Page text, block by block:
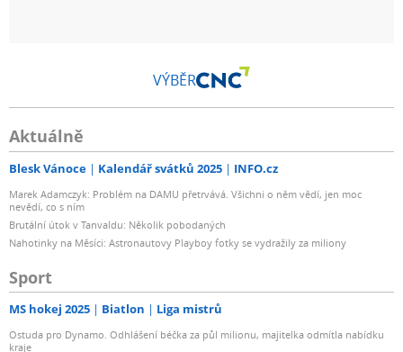
VÝBĚR
Aktuálně
Blesk Vánoce Kalendář svátků 2025 INFO.cz
Marek Adamczyk: Problém na DAMU přetrvává. Všichni o něm vědí, jen moc
nevědí, co s ním
Brutální útok v Tanvaldu: Několik pobodaných
Nahotinky na Měsíci: Astronautovy Playboy fotky se vydražily za miliony
Sport
MS hokej 2025 Biatlon Liga mistrů
Ostuda pro Dynamo. Odhlášení béčka za půl milionu, majitelka odmítla nabídku
kraje